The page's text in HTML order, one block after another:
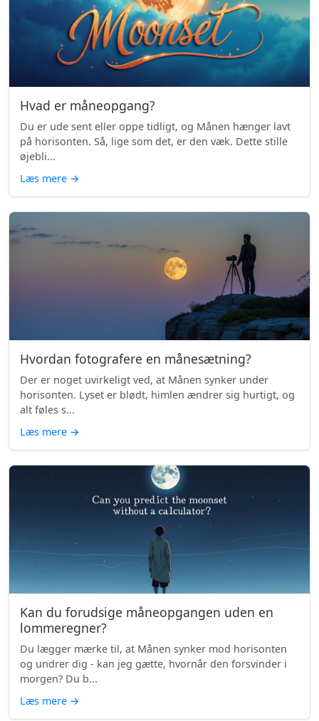
Hvad er måneopgang?
Du er ude sent eller oppe tidligt, og Månen hænger lavt
på horisonten. Så, lige som det, er den væk. Dette stille
øjebli...
Læs mere →
Hvordan fotografere en månesætning?
Der er noget uvirkeligt ved, at Månen synker under
horisonten. Lyset er blødt, himlen ændrer sig hurtigt, og
alt føles s...
Læs mere →
Kan du forudsige måneopgangen uden en
lommeregner?
Du lægger mærke til, at Månen synker mod horisonten
og undrer dig - kan jeg gætte, hvornår den forsvinder i
morgen? Du b...
Læs mere →